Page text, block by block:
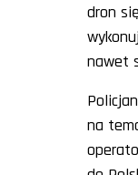
dron
nawet
na